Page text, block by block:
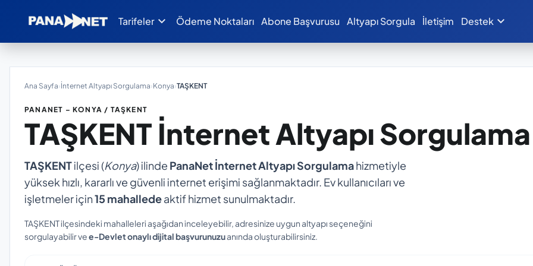
Tarifeler expand_more Ödeme Noktaları Abone Başvurusu Altyapı Sorgula İletişim Destek expand_more
Ana Sayfa›İnternet Altyapı Sorgulama›Konya›TAŞKENT
PANANET – KONYA / TAŞKENT
TAŞKENT İnternet Altyapı Sorgulama
TAŞKENTilçesi (Konya) ilinde PanaNet İnternet Altyapı Sorgulamahizmetiyle
yüksek hızlı, kararlı ve güvenli internet erişimi sağlanmaktadır. Ev kullanıcıları ve
işletmeler için15 mahalledeaktif hizmet sunulmaktadır.
TAŞKENT ilçesindeki mahalleleri aşağıdan inceleyebilir, adresinize uygun altyapı seçeneğini
sorgulayabilir vee-Devlet onaylı dijital başvurunuzuanında oluşturabilirsiniz.